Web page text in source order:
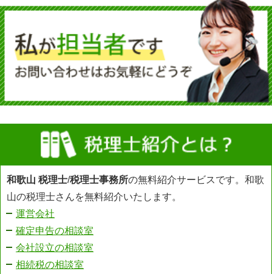
和歌山 税理士/税理士事務所の無料紹介サービスです。和歌
山の税理士さんを無料紹介いたします。
運営会社
確定申告の相談室
会社設立の相談室
相続税の相談室